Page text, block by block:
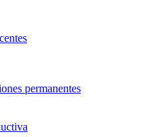
permanentes